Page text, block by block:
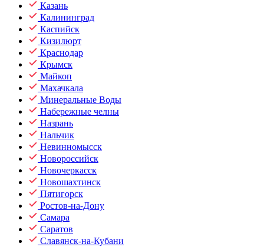
Казань
Калининград
Каспийск
Кизилюрт
Краснодар
Крымск
Майкоп
Махачкала
Минеральные Воды
Набережные челны
Назрань
Нальчик
Невинномысск
Новороссийск
Новочеркасск
Новошахтинск
Пятигорск
Ростов-на-Дону
Самара
Саратов
Славянск-на-Кубани